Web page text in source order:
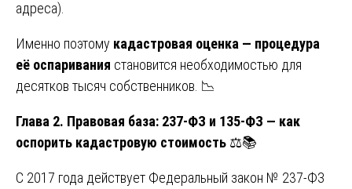
адреса).
Именно поэтому кадастровая оценка — процедура
её оспаривания становится необходимостью для
десятков тысяч собственников. 📉
Глава 2. Правовая база: 237-ФЗ и 135-ФЗ — как
оспорить кадастровую стоимость ⚖️📚
С 2017 года действует Федеральный закон № 237-ФЗ